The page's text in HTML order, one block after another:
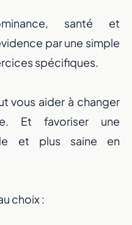
santé et
par une simple
spécifiques.
vous aider à changer
Et favoriser une
et plus saine en
choix :